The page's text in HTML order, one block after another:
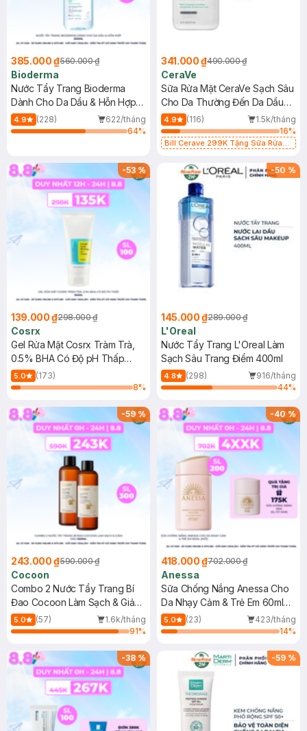
385.000 ₫560.000 ₫
Bioderma
Nước Tẩy Trang Bioderma
Dành Cho Da Dầu & Hỗn Hợp
500ml
4.9 (228)
622/tháng
64%
341.000 ₫490.000 ₫
CeraVe
Sữa Rửa Mặt CeraVe Sạch Sâu
Cho Da Thường Đến Da Dầu
473ml
4.9 (116)
1.5k/tháng
16%
Bill Cerave 299K Tặng Sữa Rửa
-53%
139.000 ₫298.000 ₫
Cosrx
Gel Rửa Mặt Cosrx Tràm Trà,
0.5% BHA Có Độ pH Thấp
150ml
5.0
(173)
8%
-50 %
145.000 ₫289.000 ₫
L'Oreal
Nước Tẩy Trang L'Oreal Làm
Sạch Sâu Trang Điểm 400ml
4.8 (298)
916/tháng
44%
-59%
243.000 ₫590.000 ₫
Cocoon
Combo 2 Nước Tẩy Trang Bí
Đao Cocoon Làm Sạch & Giảm
Dầu 500ml
5.0 (57)
1.6k/tháng
91%
-40%
418.000 ₫702.000 ₫
Anessa
Sữa Chống Nắng Anessa Cho
Da Nhạy Cảm & Trẻ Em 60ml
(Mới)
5.0 (23)
423/tháng
14%
-38% -59 %